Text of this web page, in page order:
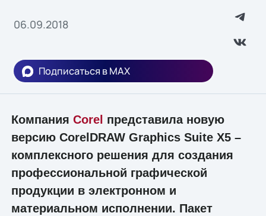
06.09.2018
Подписаться в MAX
Компания Corel представила новую
версию CorelDRAW Graphics Suite X5 –
комплексного решения для создания
профессиональной графической
продукции в электронном и
материальном исполнении. Пакет